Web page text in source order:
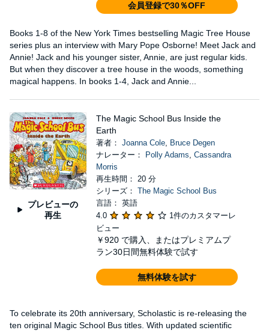
会員登録で30％OFF
Books 1-8 of the New York Times bestselling Magic Tree House
series plus an interview with Mary Pope Osborne! Meet Jack and
Annie! Jack and his younger sister, Annie, are just regular kids.
But when they discover a tree house in the woods, something
magical happens. In books 1-4, Jack and Annie...
プレビューの
再生
The Magic School Bus Inside the
Earth
著者： Joanna Cole, Bruce Degen
ナレーター：
Polly Adams, Cassandra
Morris
再生時間： 20 分
シリーズ： The Magic School Bus
言語： 英語
4.0
1件のカスタマーレ
ビュー
￥920 で購入、またはプレミアムプ
ラン30日間無料体験で試す
無料体験を試す
To celebrate its 20th anniversary, Scholastic is re-releasing the
ten original Magic School Bus titles. With updated scientific